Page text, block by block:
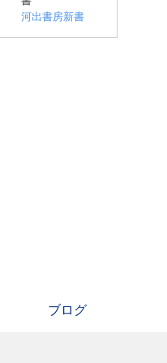
河出書房新書
ブログ